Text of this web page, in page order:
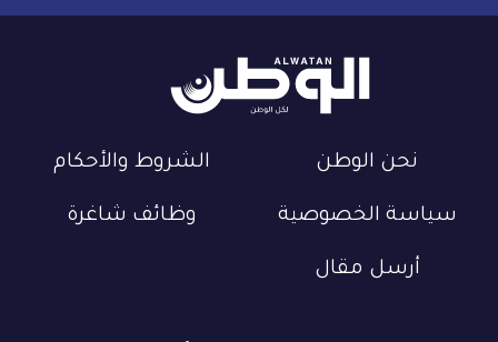
نحن الوطن الشروط والأحكام
سياسة الخصوصية وظائف شاغرة
أرسل مقال